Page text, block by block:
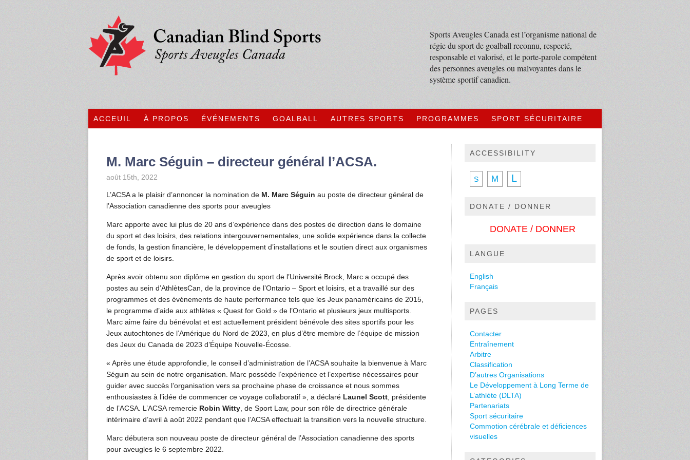
Sports Aveugles Canada est l’organisme national de
régie du sport de goalball reconnu, respecté,
responsable et valorisé, et le porte-parole compétent
des personnes aveugles ou malvoyantes dans le
système sportif canadien.
ACCEUIL À PROPOS ÉVÉNEMENTS GOALBALL AUTRES SPORTS PROGRAMMES SPORT SÉCURITAIRE
M. Marc Séguin – directeur général l’ACSA.
août 15th, 2022
L’ACSA a le plaisir d’annoncer la nomination de M. Marc Séguin au poste de directeur général de
l’Association canadienne des sports pour aveugles
Marc apporte avec lui plus de 20 ans d’expérience dans des postes de direction dans le domaine
du sport et des loisirs, des relations intergouvernementales, une solide expérience dans la collecte
de fonds, la gestion financière, le développement d’installations et le soutien direct aux organismes
de sport et de loisirs.
Après avoir obtenu son diplôme en gestion du sport de l’Université Brock, Marc a occupé des
postes au sein d’AthlètesCan, de la province de l’Ontario – Sport et loisirs, et a travaillé sur des
programmes et des événements de haute performance tels que les Jeux panaméricains de 2015,
le programme d’aide aux athlètes « Quest for Gold » de l’Ontario et plusieurs jeux multisports.
Marc aime faire du bénévolat et est actuellement président bénévole des sites sportifs pour les
Jeux autochtones de l’Amérique du Nord de 2023, en plus d’être membre de l’équipe de mission
des Jeux du Canada de 2023 d’Équipe Nouvelle-Écosse.
« Après une étude approfondie, le conseil d’administration de l’ACSA souhaite la bienvenue à Marc
Séguin au sein de notre organisation. Marc possède l’expérience et l’expertise nécessaires pour
guider avec succès l’organisation vers sa prochaine phase de croissance et nous sommes
enthousiastes à l’idée de commencer ce voyage collaboratif », a déclaré Launel Scott , présidente
de l’ACSA. L’ACSA remercie Robin Witty , de Sport Law, pour son rôle de directrice générale
intérimaire d’avril à août 2022 pendant que l’ACSA effectuait la transition vers la nouvelle structure.
Marc débutera son nouveau poste de directeur général de l’Association canadienne des sports
pour aveugles le 6 septembre 2022.
ACCESSIBILITY
S M L
DONATE / DONNER
DONATE / DONNER
LANGUE
English
Français
PAGES
Contacter
Entraînement
Arbitre
Classification
D’autres Organisations
Le Développement à Long Terme de
L’athlète (DLTA)
Partenariats
Sport sécuritaire
Commotion cérébrale et déficiences
visuelles